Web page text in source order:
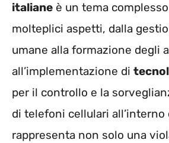
italiane è un tema
molteplici aspetti, dalla
umane alla formazione degli
all’implementazione di
per il controllo e la
di telefoni cellulari all’interno
rappresenta non solo una